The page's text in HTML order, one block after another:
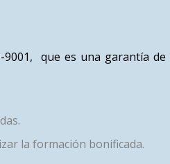
que es una garantía
la formación bonificada.